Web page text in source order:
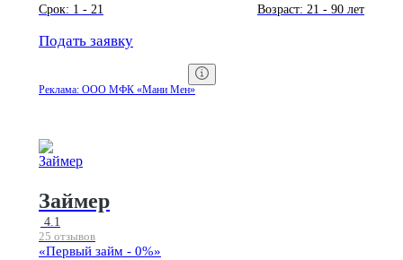
Срок: 1 - 21 Возраст: 21 - 90 лет
Подать заявку
Реклама: ООО МФК «Мани Мен»
Займер
4.1
25 отзывов
«Первый займ - 0%»